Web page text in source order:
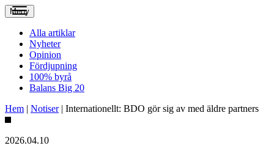
Meny
Alla artiklar
Nyheter
Opinion
Fördjupning
100% byrå
Balans Big 20
Hem | Notiser| Internationellt: BDO gör sig av med äldre partners
2026.04.10